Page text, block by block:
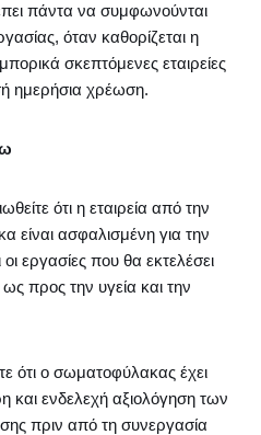
πάντα να συμφωνούνται
όταν καθορίζεται η
σκεπτόμενες εταιρείες
ημερήσια χρέωση.
ότι η εταιρεία από την
είναι ασφαλισμένη για την
εργασίες που θα εκτελέσει
προς την υγεία και την
ότι ο σωματοφύλακας έχει
και ενδελεχή αξιολόγηση των
πριν από τη συνεργασία